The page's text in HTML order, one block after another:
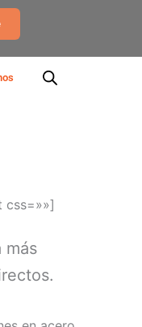
css=»»]
más